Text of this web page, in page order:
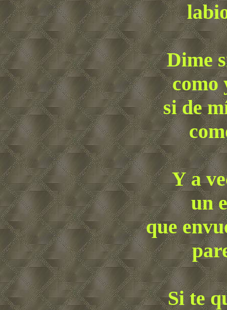
Dime
como
si de
Y a
un
que
Si te